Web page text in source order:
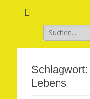
Suchen
nach:
Schlagwort:
Lebens